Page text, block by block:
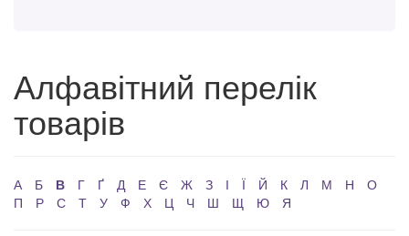
Алфавітний перелік
товарів
А Б В Г Ґ Д Е Є Ж З І Ї Й К Л М Н
О
П
Р С Т У Ф Х Ц Ч Ш Щ Ю Я